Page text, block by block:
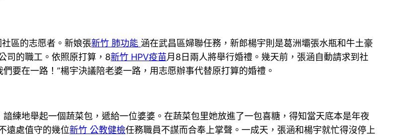
區的志愿者。新娘張新竹 肺功能涵在武昌區婦聯任務，新郎楊宇則是葛洲壩張水瓶和牛土豪
司的職工。依照原打算，8新竹 HPV疫苗月8日兩人將舉行婚禮。幾天前，張涵自動請求到社
要在一路！”楊宇決議陪老婆一路，用志愿辦事代替原打算的婚禮。
練地舉起一個蔬菜包，遞給一位婆婆。在蔬菜包里她放進了一包喜糖，得知當天底本是年夜
遠處值守的幾位新竹 公教健檢任務職員不謀而合奉上掌聲。一成天，張涵和楊宇就忙得沒停上